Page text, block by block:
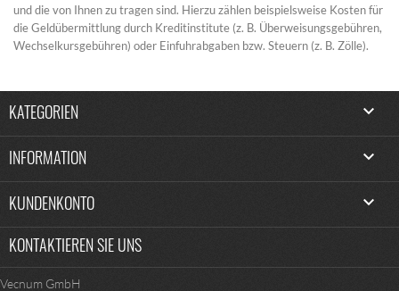
und die von Ihnen zu tragen sind. Hierzu zählen beispielsweise Kosten für
die Geldübermittlung durch Kreditinstitute (z. B. Überweisungsgebühren,
Wechselkursgebühren) oder Einfuhrabgaben bzw. Steuern (z. B. Zölle).
KATEGORIEN 
INFORMATION 
KUNDENKONTO 
KONTAKTIEREN SIE UNS
Vecnum GmbH